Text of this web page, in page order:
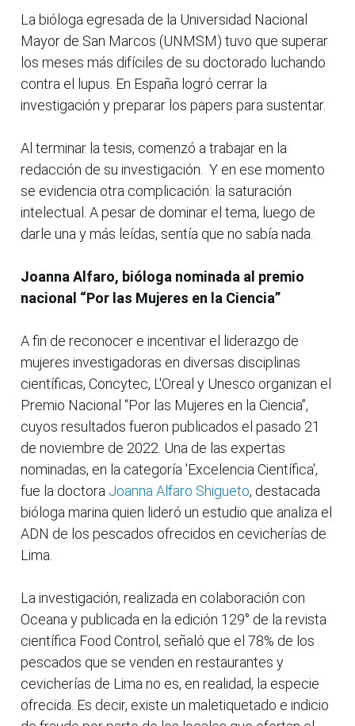
La bióloga egresada de la Universidad Nacional
Mayor de San Marcos (UNMSM) tuvo que superar
los meses más difíciles de su doctorado luchando
contra el lupus. En España logró cerrar la
investigación y preparar los papers para sustentar.
Al terminar la tesis, comenzó a trabajar en la
redacción de su investigación. Y en ese momento
se evidencia otra complicación: la saturación
intelectual. A pesar de dominar el tema, luego de
darle una y más leídas, sentía que no sabía nada.
Joanna Alfaro, bióloga nominada al premio
nacional “Por las Mujeres en la Ciencia”
A fin de reconocer e incentivar el liderazgo de
mujeres investigadoras en diversas disciplinas
científicas, Concytec, L'Oreal y Unesco organizan el
Premio Nacional “Por las Mujeres en la Ciencia”,
cuyos resultados fueron publicados el pasado 21
de noviembre de 2022. Una de las expertas
nominadas, en la categoría 'Excelencia Científica',
fue la doctora Joanna Alfaro Shigueto, destacada
bióloga marina quien lideró un estudio que analiza el
ADN de los pescados ofrecidos en cevicherías de
Lima.
La investigación, realizada en colaboración con
Oceana y publicada en la edición 129° de la revista
científica Food Control, señaló que el 78% de los
pescados que se venden en restaurantes y
cevicherías de Lima no es, en realidad, la especie
ofrecida. Es decir, existe un maletiquetado e indicio